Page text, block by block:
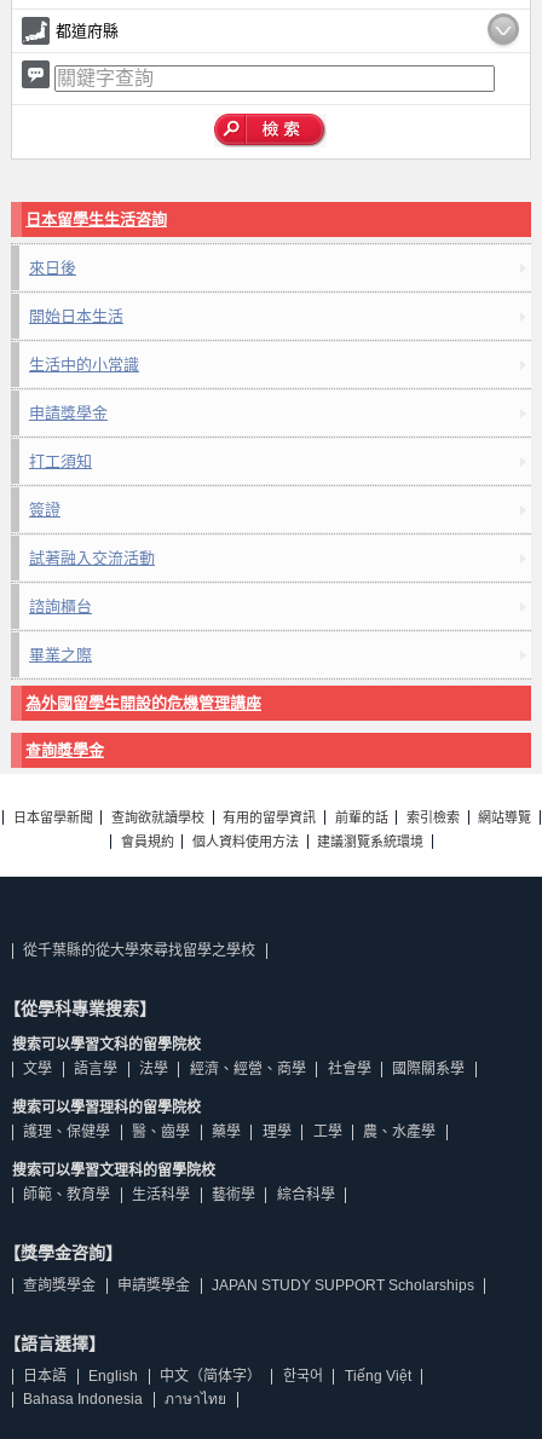
都道府縣
日本留學生生活咨詢
來日後
開始日本生活
生活中的小常識
申請獎學金
打工須知
簽證
試著融入交流活動
諮詢櫃台
畢業之際
為外國留學生開設的危機管理講座
查詢獎學金
日本留學新聞 查詢欲就讀學校 有用的留學資訊 前輩的話 索引檢索
網站導覽
會員規約
個人資料使用方法 建議瀏覽系統環境
從千葉縣的從大學來尋找留學之學校
【從學科專業搜索】
搜索可以學習文科的留學院校
文學
語言學 法學 經濟、經營、商學 社會學 國際關系學
搜索可以學習理科的留學院校
護理、保健學
醫、齒學 藥學 理學 工學 農、水產學
搜索可以學習文理科的留學院校
師範、教育學
生活科學 藝術學 綜合科學
【獎學金咨詢】
查詢獎學金 申請獎學金 JAPAN STUDY SUPPORT Scholarships
【語言選擇】
日本語 English 中文（简体字） 한국어
Tiếng Việt
Bahasa Indonesia
ภาษาไทย